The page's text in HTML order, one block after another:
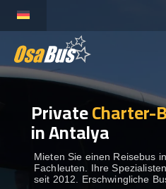
content
BUSVERMIETUNG
REISEZIELE
PrivateCharter-
in Antalya
Mieten Sie einen Reisebus
Fachleuten. Ihre
seit 2012. Erschwingliche